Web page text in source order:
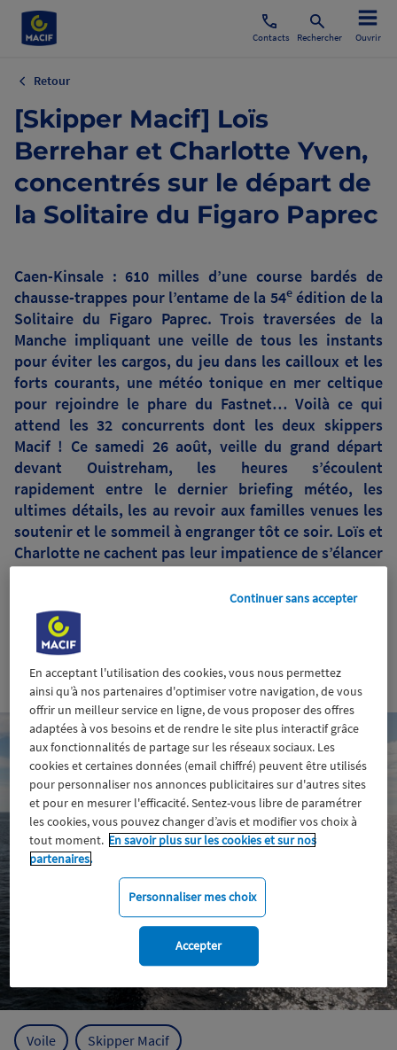
Contacts Rechercher Ouvrir
Retour
[Skipper Macif] Loïs
Berrehar et Charlotte Yven,
concentrés sur le départ de
la Solitaire du Figaro Paprec
Caen-Kinsale : 610 milles d’une course bardés de
chausse-trappes pour l’entame de la 54eédition de la
Solitaire du Figaro Paprec. Trois traversées de la
Manche impliquant une veille de tous les instants
pour éviter les cargos, du jeu dans les cailloux et les
forts courants, une météo tonique en mer celtique
pour rejoindre le phare du Fastnet… Voilà ce qui
attend les 32 concurrents dont les deux skippers
Macif ! Ce samedi 26 août, veille du grand départ
devant Ouistreham, les heures s’écoulent
rapidement entre le dernier briefing météo, les
ultimes détails, les au revoir aux familles venues les
soutenir et le sommeil à engranger tôt ce soir. Loïs et
Charlotte ne cachent pas leur impatience de s’élancer
à 13h02 demain pour enfin mettre le cap sur l’Irlande.
26 août 2023
Voile Skipper Macif
En acceptant l'utilisation des cookies, vous nous permettez
ainsi qu’à nos partenaires d'optimiser votre navigation, de vous
offrir un meilleur service en ligne, de vous proposer des offres
adaptées à vos besoins et de rendre le site plus interactif grâce
aux fonctionnalités de partage sur les réseaux sociaux. Les
cookies et certaines données (email chiffré) peuvent être utilisés
pour personnaliser nos annonces publicitaires sur d'autres sites
et pour en mesurer l'efficacité. Sentez-vous libre de paramétrer
les cookies, vous pouvez changer d’avis et modifier vos choix à
tout moment. En savoir plus sur les cookies et sur nos
partenaires.
Personnaliser mes choix
Continuer sans accepter
Accepter